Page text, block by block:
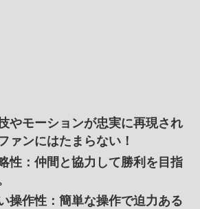
やモーションが忠実に再現され
ァンにはたまらない！
性：仲間と協力して勝利を目指
操作性：簡単な操作で迫力ある